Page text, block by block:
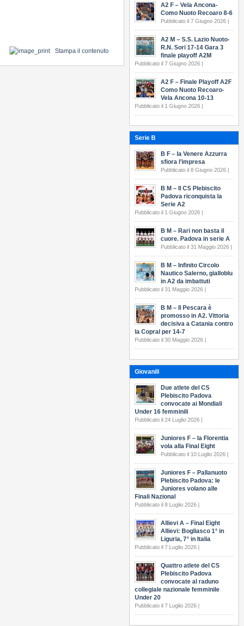
Stampa il contenuto
A2 F – Vela Ancona-
Como Nuoto Recoaro 8-6
Pubblicato il 7 Giugno 2026 |
A2 M – S.S. Lazio Nuoto-
R.N. Sori 17-14 Gara 3
finale playoff A2M
Pubblicato il 7 Giugno 2026 |
A2 F – Finale Playoff A2F
Como Nuoto Recoaro-
Vela Ancona 10-13
Pubblicato il 1 Giugno 2026 |
Serie B
B F – la Venere Azzurra
sfiora l’impresa
Pubblicato il 8 Giugno 2026 |
B M – Il CS Plebiscito
Padova riconquista la
Serie A2
Pubblicato il 1 Giugno 2026 |
B M – Rari non basta il
cuore. Padova in serie A
Pubblicato il 31 Maggio 2026 |
B M – Infinito Circolo
Nautico Salerno, gialloblu
in A2 da imbattuti
Pubblicato il 31 Maggio 2026 |
B M – Il Pescara è
promosso in A2. Vittoria
decisiva a Catania contro
la Copral per 14-7
Pubblicato il 30 Maggio 2026 |
Giovanili
Due atlete del CS
Plebiscito Padova
convocate ai Mondiali
Under 16 femminili
Pubblicato il 24 Luglio 2026 |
Juniores F – la Florentia
vola alla Final Eight
Pubblicato il 10 Luglio 2026 |
Juniores F – Pallanuoto
Plebiscito Padova: le
Juniores volano alle
Finali Nazional
Pubblicato il 8 Luglio 2026 |
Allievi A – Final Eight
Allievi: Bogliasco 1° in
Liguria, 7° in Italia
Pubblicato il 7 Luglio 2026 |
Quattro atlete del CS
Plebiscito Padova
convocate al raduno
collegiale nazionale femminile
Under 20
Pubblicato il 7 Luglio 2026 |